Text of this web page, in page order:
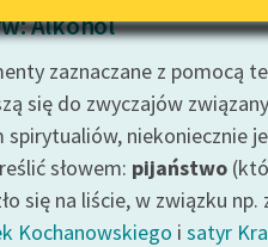
wrażliwych
Deklaracja
Alkohol
zaznaczane z pomocą
się do zwyczajów
spirytualiów, niekoniecznie
słowem: pijaństwo
się na liście, w związku np.
Kochanowskiego i satyr